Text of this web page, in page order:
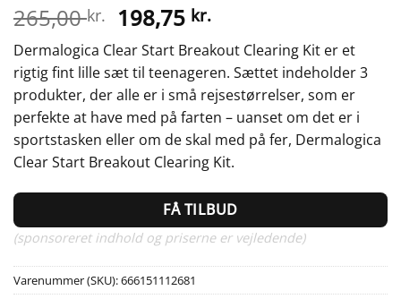
265,00kr. Den
oprindelige
pris
var:
265,00 kr..
198,75 kr.Den
aktuelle
pris
er:
198,75 kr..
Dermalogica Clear Start Breakout Clearing Kit er et
rigtig fint lille sæt til teenageren. Sættet indeholder 3
produkter, der alle er i små rejsestørrelser, som er
perfekte at have med på farten – uanset om det er i
sportstasken eller om de skal med på fer, Dermalogica
Clear Start Breakout Clearing Kit.
FÅ TILBUD
(sponsoreret indhold og priserne er vejledende)
Varenummer (SKU):666151112681